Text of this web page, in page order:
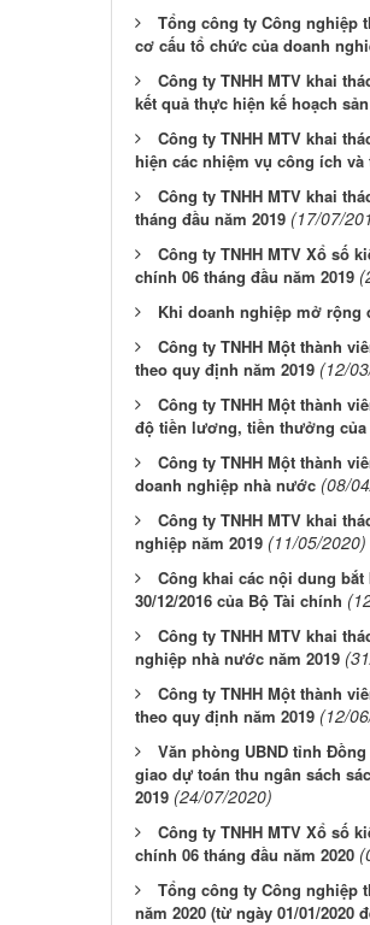
Tổng công ty Công nghiệp
cơ cấu tổ chức của doanh
Công ty TNHH MTV khai
kết quả thực hiện kế hoạch
Công ty TNHH MTV khai
hiện các nhiệm vụ công ích
Công ty TNHH MTV khai
tháng đầu năm 2019 (17/07/
Công ty TNHH MTV Xổ số
chính 06 tháng đầu năm 2019
Khi doanh nghiệp mở rộng
Công ty TNHH Một thành
theo quy định năm 2019 (12/
Công ty TNHH Một thành
độ tiền lương, tiền thưởng
Công ty TNHH Một thành
doanh nghiệp nhà nước (08/
Công ty TNHH MTV khai
nghiệp năm 2019 (11/05/2020)
Công khai các nội dung bắt
30/12/2016 của Bộ Tài chính
Công ty TNHH MTV khai
nghiệp nhà nước năm 2019
Công ty TNHH Một thành
theo quy định năm 2019 (12/
Văn phòng UBND tỉnh
giao dự toán thu ngân sách
2019 (24/07/2020)
Công ty TNHH MTV Xổ số
chính 06 tháng đầu năm 2020
Tổng công ty Công nghiệp
năm 2020 (từ ngày 01/01/2020